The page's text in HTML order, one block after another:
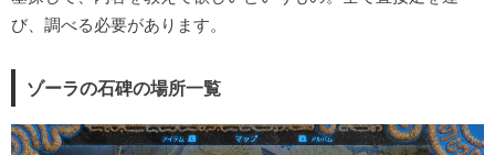
び、調べる必要があります。
ゾーラの石碑の場所一覧